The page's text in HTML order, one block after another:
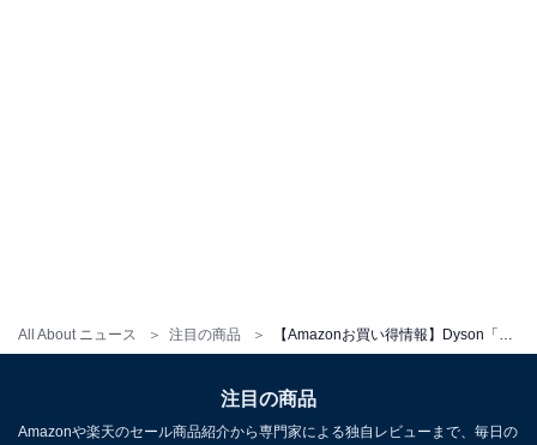
All About ニュース 注目の商品
注目の商品
Amazonや楽天のセール商品紹介から専門家による独自レビューまで、毎日の